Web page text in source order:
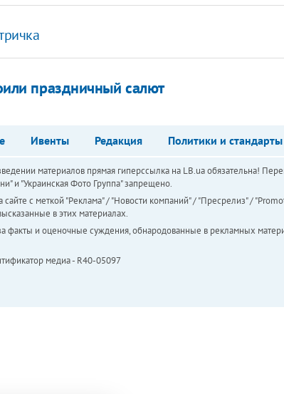
праздничный салют
Ивенты Редакция Политики и стандарты
материалов прямая гиперссылка на LB.ua обязательна!
и "Украинская Фото Группа" запрещено.
с меткой "Реклама" / "Новости компаний" / "Пресрелиз" /
в этих материалах.
факты и оценочные суждения, обнародованные в рекламных
медиа - R40-05097